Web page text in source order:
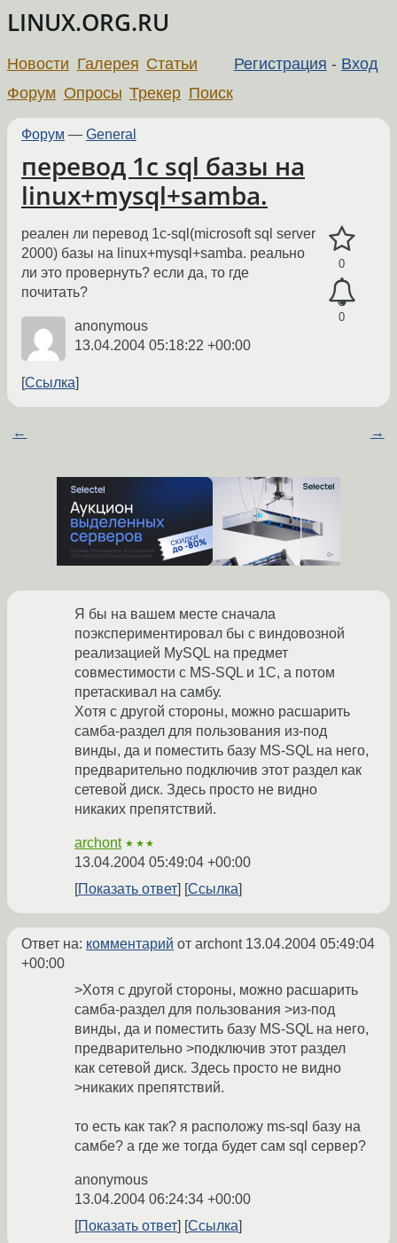
LINUX.ORG.RU
Регистрация - Вход
Новости Галерея Статьи
Форум Опросы Трекер Поиск
Форум — General
перевод 1с sql базы на
linux+mysql+samba.
0
0
реален ли перевод 1с-sql(microsoft sql server
2000) базы на linux+mysql+samba. реально
ли это провернуть? если да, то где
почитать?
anonymous
13.04.2004 05:18:22 +00:00
Ссылка
← →
Я бы на вашем месте сначала
поэкспериментировал бы с виндовозной
реализацией MySQL на предмет
совместимости с MS-SQL и 1С, а потом
претаскивал на самбу.
Хотя с другой стороны, можно расшарить
самба-раздел для пользования из-под
винды, да и поместить базу MS-SQL на него,
предварительно подключив этот раздел как
сетевой диск. Здесь просто не видно
никаких препятствий.
archont ★★★
13.04.2004 05:49:04 +00:00
Показать ответ
Ссылка
Ответ на: комментарий от archont 13.04.2004 05:49:04
+00:00
>Хотя с другой стороны, можно расшарить
самба-раздел для пользования >из-под
винды, да и поместить базу MS-SQL на него,
предварительно >подключив этот раздел
как сетевой диск. Здесь просто не видно
>никаких препятствий.
то есть как так? я расположу ms-sql базу на
самбе? а где же тогда будет сам sql сервер?
anonymous
13.04.2004 06:24:34 +00:00
Показать ответ
Ссылка